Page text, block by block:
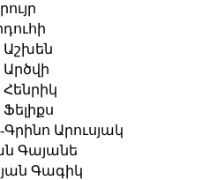
Աշխեն
Արուսյակ
Գայանե
Գագիկ